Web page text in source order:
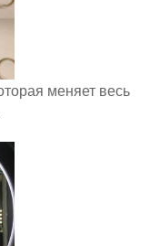
меняет весь